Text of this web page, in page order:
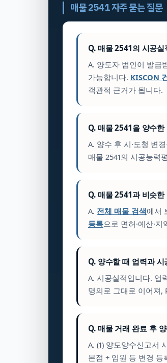
매물 2541 자주 묻는 질문
Q. 매물 2541의 시공
A. 양도자 법인이 발급
가능합니다. KISCON
객관적 근거가 됩니다.
Q. 매물 2541을 양수
A. 양수 후 시·도청 변
매물 2541의 시공능력
Q. 매물 2541과 비슷
A. 전체 매물 검색에서
등록으로 면허·예산·
Q. 양수할 때 업력과
A. 시공실적입니다. 업
명의로 그대로 이어져,
Q. 매물 거래 완료 후
A. (1) 양도양수신고서
본점 + 임원 등 변경